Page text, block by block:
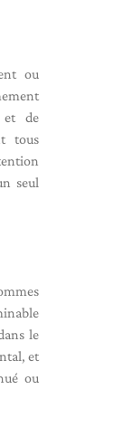
ou
et de
tous
seul
le
et
ou